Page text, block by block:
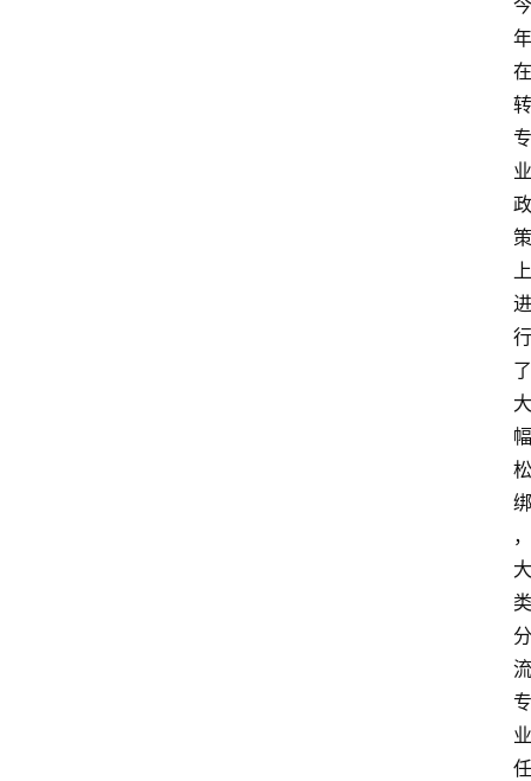
今
年
在
转
专
业
政
策
上
进
行
了
大
幅
松
绑
，
大
类
分
流
专
业
任